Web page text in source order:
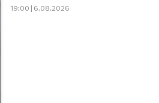
19:00 | 6.08.2026